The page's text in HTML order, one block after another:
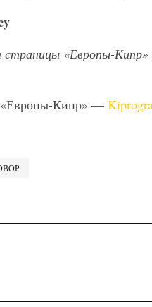
«Европы-Кипр»
Кипр» —